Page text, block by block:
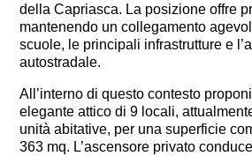
della Capriasca. La posizione offre
mantenendo un collegamento
scuole, le principali infrastrutture e
autostradale.
All’interno di questo contesto
elegante attico di 9 locali,
unità abitative, per una superficie
363 mq. L’ascensore privato